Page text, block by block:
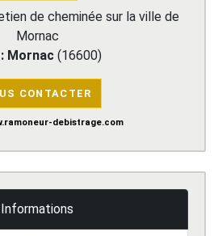
de cheminée sur la ville de
Mornac
Mornac (16600)
CONTACTER
debistrage.com
Informations